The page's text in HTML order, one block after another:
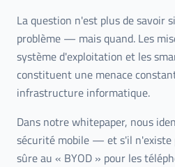
La question n'est plus de savoir
problème — mais quand. Les
système d'exploitation et les
constituent une menace
infrastructure informatique.
Dans notre whitepaper, nous
sécurité mobile — et s'il n'existe
sûre au « BYOD » pour les